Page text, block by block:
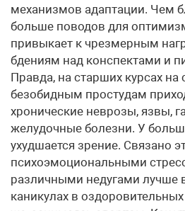
механизмов адаптации. Чем
больше поводов для
привыкает к чрезмерным
бдениям над конспектами и
Правда, на старших курсах
безобидным простудам
хронические неврозы, язвы,
желудочные болезни. У
ухудшается зрение. Связано
психоэмоциональными
различными недугами лучше
каникулах в